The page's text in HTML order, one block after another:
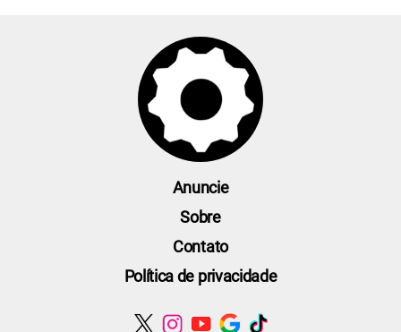
Anuncie
Sobre
Contato
Política de privacidade